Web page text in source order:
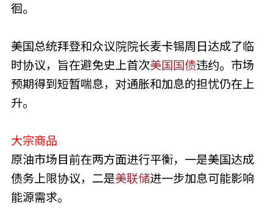
徊。
美国总统拜登和众议院院长麦卡锡周日达成了临
时协议，旨在避免史上首次美国国债违约。市场
预期得到短暂喘息，对通胀和加息的担忧仍在上
升。
大宗商品
原油市场目前在两方面进行平衡，一是美国达成
债务上限协议，二是美联储进一步加息可能影响
能源需求。